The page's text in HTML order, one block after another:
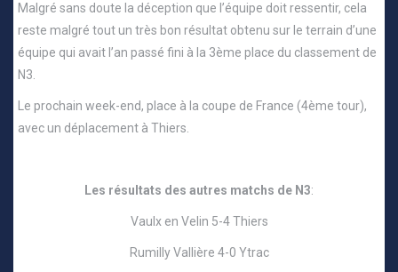
Malgré sans doute la déception que l’équipe doit ressentir, cela
reste malgré tout un très bon résultat obtenu sur le terrain d’une
équipe qui avait l’an passé fini à la 3ème place du classement de
N3.
Le prochain week-end, place à la coupe de France (4ème tour),
avec un déplacement à Thiers.
Les résultats des autres matchs de N3:
Vaulx en Velin 5-4 Thiers
Rumilly Vallière 4-0 Ytrac